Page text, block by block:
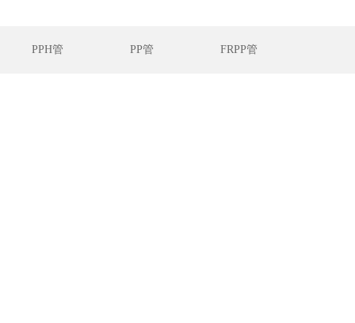
PPH管 PP管 FRPP管